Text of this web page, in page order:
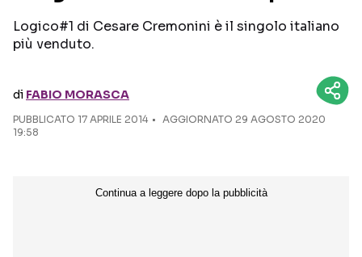
Seguici sui social
Logico#1 di Cesare Cremonini è il singolo italiano
più venduto.
di FABIO MORASCA
PUBBLICATO 17 APRILE 2014
AGGIORNATO 29 AGOSTO 2020
19:58